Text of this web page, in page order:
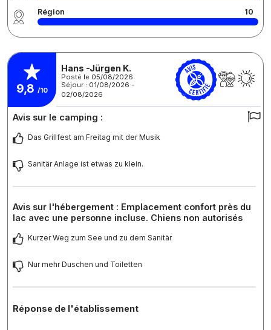
Région 10
9,8 /10
Hans -Jürgen K.
Posté le 05/08/2026
Séjour : 01/08/2026 -
02/08/2026
Avis sur le camping :
Das Grillfest am Freitag mit der Musik
Sanitär Anlage ist etwas zu klein.
Avis sur l'hébergement : Emplacement confort près du
lac avec une personne incluse. Chiens non autorisés
Kurzer Weg zum See und zu dem Sanitär
Nur mehr Duschen und Toiletten
Réponse de l'établissement